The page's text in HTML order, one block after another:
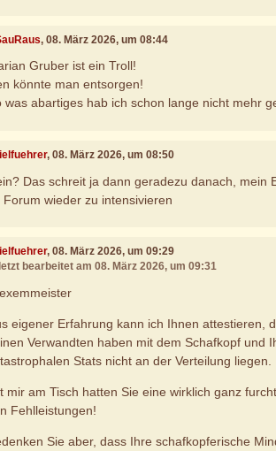
, 08. März 2026, um 08:44
Gruber ist ein Troll!
könnte man entsorgen!
was abartiges hab ich schon lange nicht mehr
, 08. März 2026, um 08:50
Das schreit ja dann geradezu danach, mein
Forum wieder zu intensivieren
, 08. März 2026, um 09:29
bearbeitet am 08. März 2026, um 09:31
eigener Erfahrung kann ich Ihnen attestieren,
Verwandten haben mit dem Schafkopf und
Stats nicht an der Verteilung liegen.
mir am Tisch hatten Sie eine wirklich ganz
Fehlleistungen!
Sie aber, dass Ihre schafkopferische